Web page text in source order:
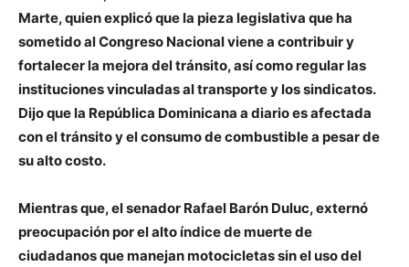
Marte, quien explicó que la pieza legislativa que ha
sometido al Congreso Nacional viene a contribuir y
fortalecer la mejora del tránsito, así como regular las
instituciones vinculadas al transporte y los sindicatos.
Dijo que la República Dominicana a diario es afectada
con el tránsito y el consumo de combustible a pesar de
su alto costo.
Mientras que, el senador Rafael Barón Duluc, externó
preocupación por el alto índice de muerte de
ciudadanos que manejan motocicletas sin el uso del